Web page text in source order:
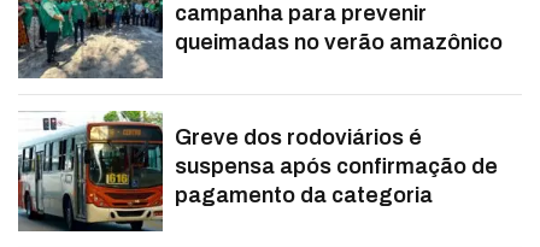
campanha para prevenir
queimadas no verão amazônico
Greve dos rodoviários é
suspensa após confirmação de
pagamento da categoria